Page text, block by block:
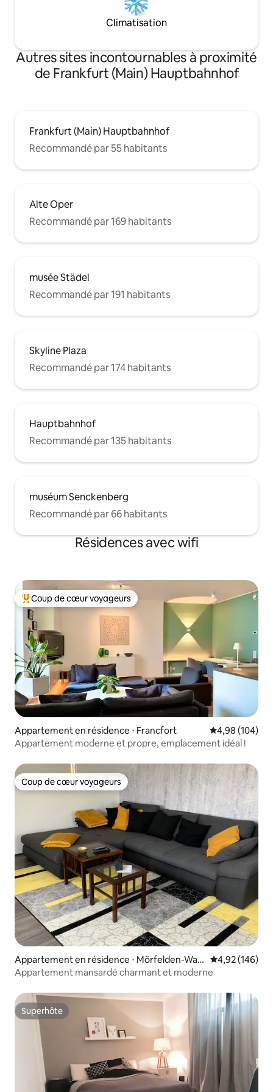
Climatisation
Autres sites incontournables à proximité
de Frankfurt (Main) Hauptbahnhof
Frankfurt (Main) Hauptbahnhof
Recommandé par 55 habitants
Alte Oper
Recommandé par 169 habitants
musée Städel
Recommandé par 191 habitants
Skyline Plaza
Recommandé par 174 habitants
Hauptbahnhof
Recommandé par 135 habitants
muséum Senckenberg
Recommandé par 66 habitants
Résidences avec wifi
Coups de cœur voyageurs les plus appréciés
Coup de cœur voyageurs
Appartement en résidence ⋅ Francfort Évaluation
4,98 (104)
Appartement moderne et propre, emplacement idéal !
Coup de cœur voyageurs
Coup de cœur voyageurs
Appartement en résidence ⋅ Mörfelden-Wall
dorf
Évaluation
4,92 (146)
Appartement mansardé charmant et moderne
Superhôte
Superhôte